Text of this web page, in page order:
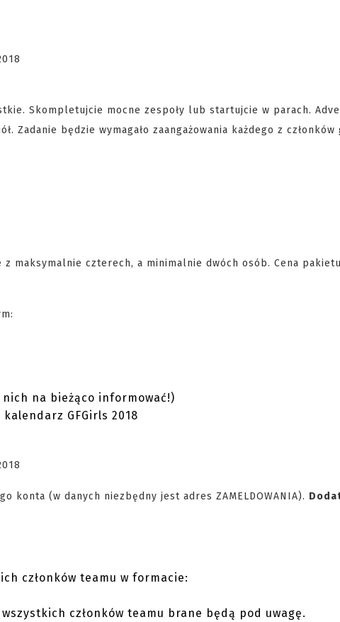
Skompletujcie mocne zespoły lub startujcie w parach.
Zadanie będzie wymagało zaangażowania każdego z członków
maksymalnie czterech, a minimalnie dwóch osób. Cena
na bieżąco informować!)
GFGirls 2018
konta (w danych niezbędny jest adres ZAMELDOWANIA).
członków teamu w formacie:
członków teamu brane będą pod uwagę.